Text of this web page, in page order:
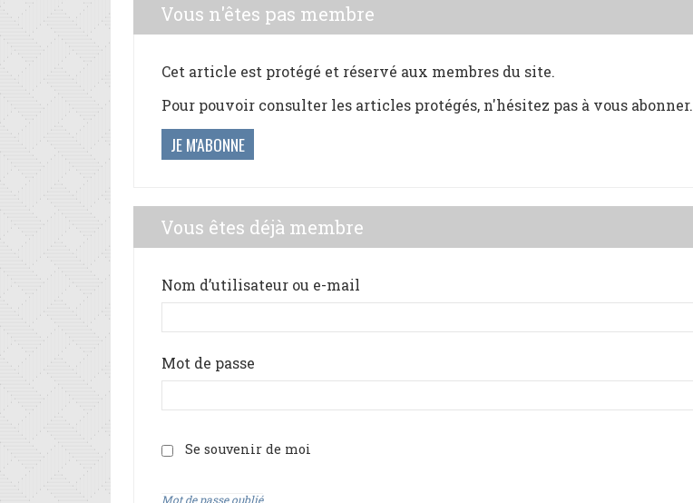
Vous n'êtes pas membre
Cet article est protégé et réservé aux membres du site.
Pour pouvoir consulter les articles protégés, n'hésitez pas à vous abonner.
JE M'ABONNE
Vous êtes déjà membre
Nom d’utilisateur ou e-mail
Mot de passe
Se souvenir de moi
Mot de passe oublié